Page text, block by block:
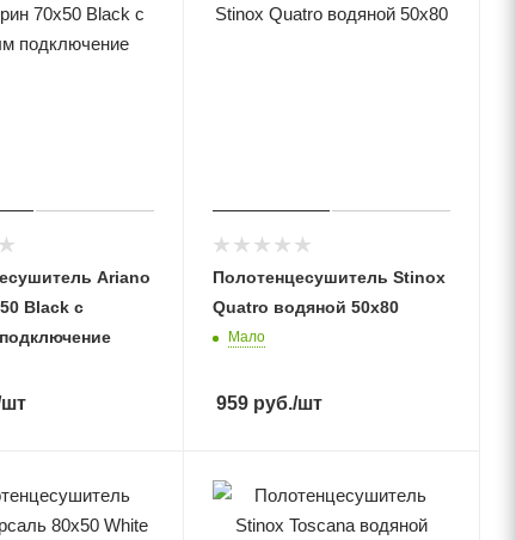
Ariano
Black с
Полотенцесушитель Stinox
Quatro водяной 50x80
Мало
959руб./шт